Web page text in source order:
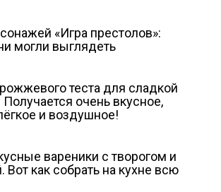
«Игра престолов»:
могли выглядеть
теста для сладкой
очень вкусное,
и воздушное!
вареники с творогом и
Вот как собрать на кухне всю